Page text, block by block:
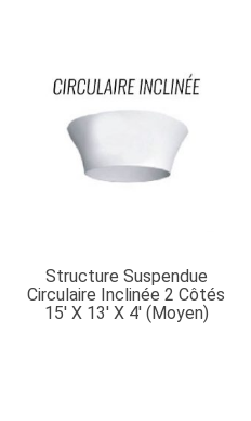
Structure Suspendue
Circulaire Inclinée 2 Côtés
15′ X 13′ X 4′ (moyen)